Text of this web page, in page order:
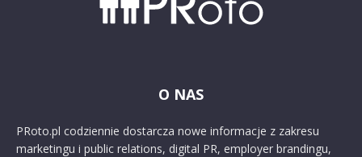
O NAS
PRoto.pl codziennie dostarcza nowe informacje z zakresu
marketingu i public relations, digital PR, employer brandingu,